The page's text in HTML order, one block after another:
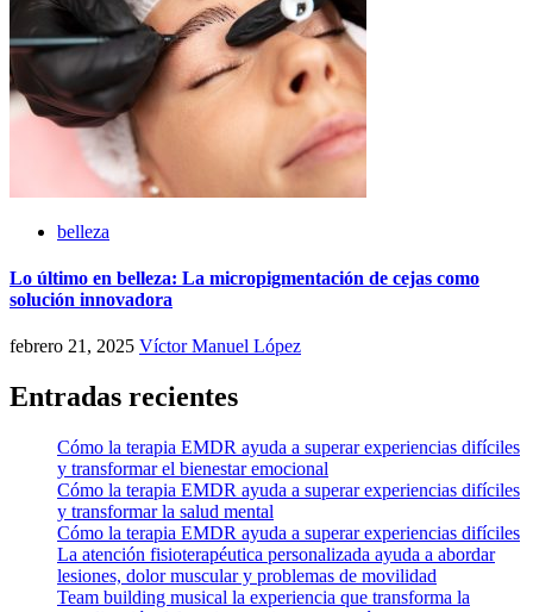
belleza
Lo último en belleza: La micropigmentación de cejas como
solución innovadora
febrero 21, 2025 Víctor Manuel López
Entradas recientes
Cómo la terapia EMDR ayuda a superar experiencias difíciles
y transformar el bienestar emocional
Cómo la terapia EMDR ayuda a superar experiencias difíciles
y transformar la salud mental
Cómo la terapia EMDR ayuda a superar experiencias difíciles
La atención fisioterapéutica personalizada ayuda a abordar
lesiones, dolor muscular y problemas de movilidad
Team building musical la experiencia que transforma la